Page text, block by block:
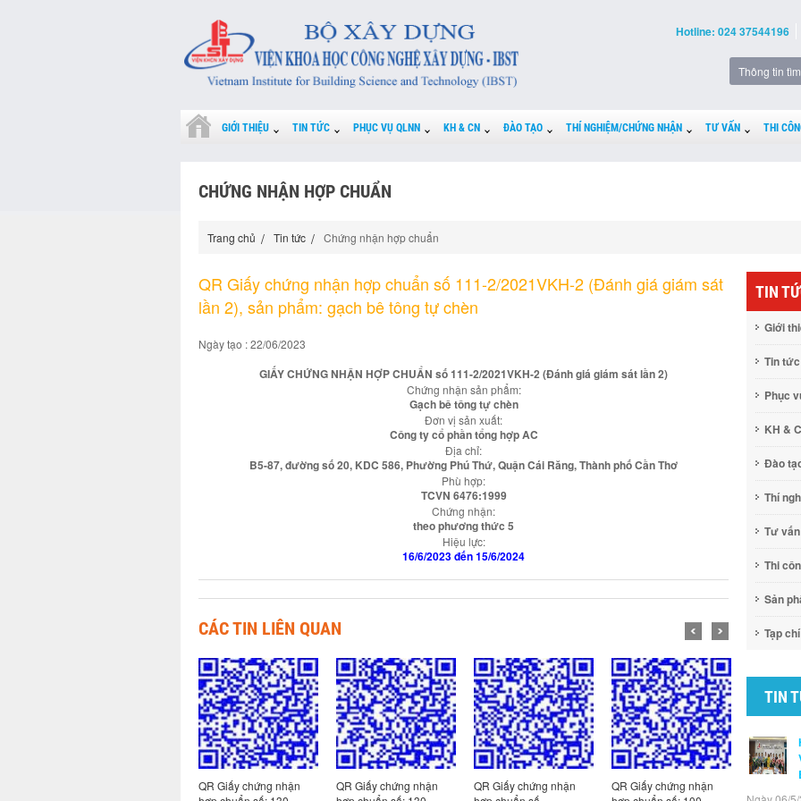
Hotline: 024 37544196
GIỚI THIỆU TIN TỨC PHỤC VỤ QLNN KH & CN ĐÀO TẠO THÍ NGHIỆM/CHỨNG NHẬN TƯ VẤN THI
CHỨNG NHẬN HỢP CHUẨN
Trang chủ Tin tức Chứng nhận hợp chuẩn
QR Giấy chứng nhận hợp chuẩn số 111-2/2021VKH-2 (Đánh giá giám sát
lần 2), sản phẩm: gạch bê tông tự chèn
Ngày tạo : 22/06/2023
GIẤY CHỨNG NHẬN HỢP CHUẨN số 111-2/2021VKH-2 (Đánh giá giám sát lần 2)
Chứng nhận sản phẩm:
Gạch bê tông tự chèn
Đơn vị sản xuất:
Công ty cổ phần tổng hợp AC
Địa chỉ:
B5-87, đường số 20, KDC 586, Phường Phú Thứ, Quận Cái Răng, Thành phố Cần Thơ
Phù hợp:
TCVN 6476:1999
Chứng nhận:
theo phương thức 5
Hiệu lực:
16/6/2023 đến 15/6/2024
CÁC TIN LIÊN QUAN
QR Giấy chứng nhận
QR Giấy chứng nhận
QR Giấy chứng nhận
QR Giấy chứng nhận
QR Giấy
TIN
Giới
Tin tức
Phục
KH &
Đào
Thí
Tư vấn
Thi
Sản
Tạp chí
TIN